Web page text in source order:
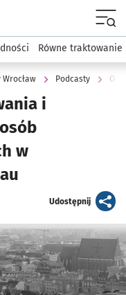
Miasto równości
Równe traktowanie
Wrocław Podcasty
i
w
Udostępnijartykuł